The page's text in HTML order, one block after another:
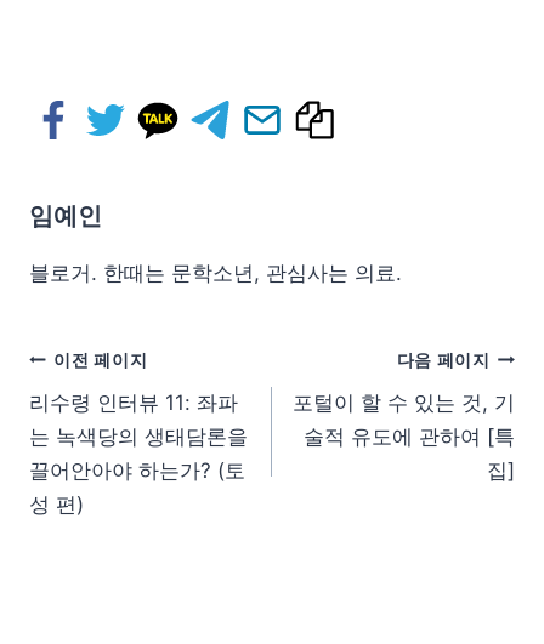
임예인
블로거. 한때는 문학소년, 관심사는 의료.
이전 페이지
리수령 인터뷰 11: 좌파
는 녹색당의 생태담론을
끌어안아야 하는가? (토
성 편)
다음 페이지
포털이 할 수 있는 것, 기
술적 유도에 관하여 [특
집]